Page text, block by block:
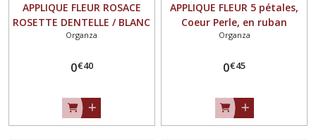
APPLIQUE FLEUR ROSACE
ROSETTE DENTELLE / BLANC
** 40 mm ** à coudre ou à
Organza
0€40
APPLIQUE FLEUR 5 pétales,
Coeur Perle, en ruban
organza irisé scintillant,
coudre ou à coller, vendu à
Organza
0€45